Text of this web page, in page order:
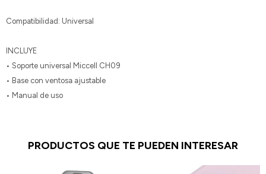
Compatibilidad: Universal
INCLUYE
• Soporte universal Miccell CH09
• Base con ventosa ajustable
• Manual de uso
PRODUCTOS QUE TE PUEDEN INTERESAR